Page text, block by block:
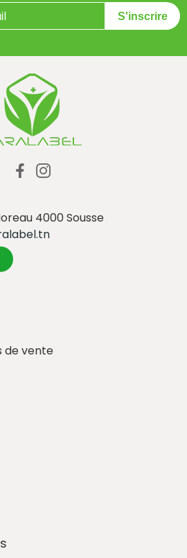
S'inscrire
4000 Sousse
de vente